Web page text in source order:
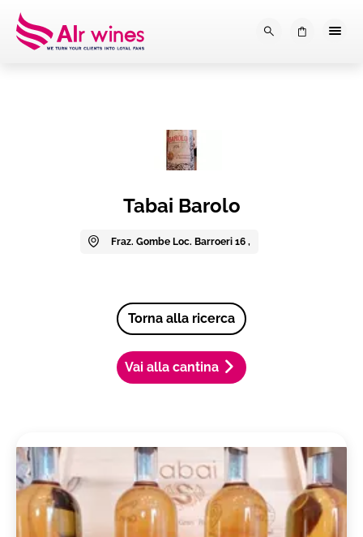
Dalla loro vendemmia, alla
Tabai Barolo
Fraz. Gombe Loc. Barroeri 16 ,
Torna alla ricerca
Vai alla cantina